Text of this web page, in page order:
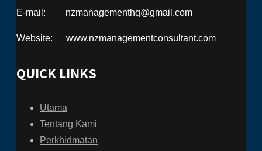
E-mail: nzmanagementhq@gmail.com
Website: www.nzmanagementconsultant.com
QUICK LINKS
Utama
Tentang Kami
Perkhidmatan